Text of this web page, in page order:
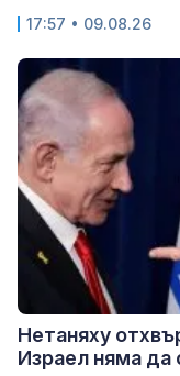
17:57 • 09.08.26
Нетаняху
Израел няма да